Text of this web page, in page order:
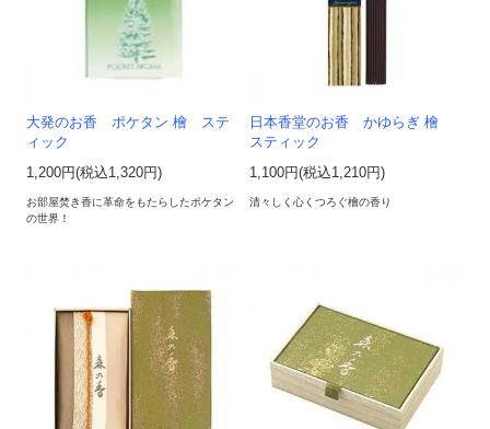
大発のお香 ポケタン 檜 ステ
ィック
1,200円(税込1,320円)
お部屋焚き香に革命をもたらしたポケタン
の世界！
日本香堂のお香 かゆらぎ 檜
スティック
1,100円(税込1,210円)
清々しく心くつろぐ檜の香り